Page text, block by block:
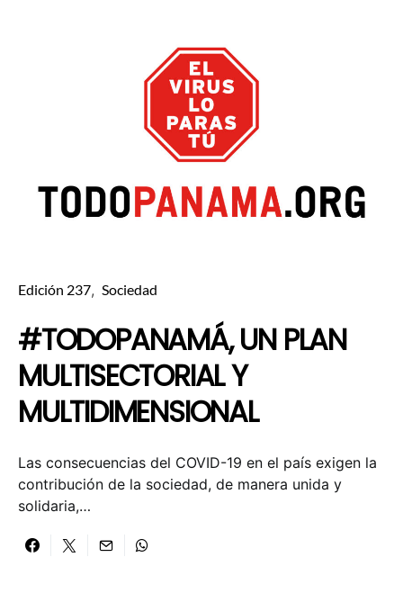
Edición 237 Sociedad
#TODOPANAMÁ, UN PLAN
MULTISECTORIAL Y
MULTIDIMENSIONAL
Las consecuencias del COVID-19 en el país exigen la
contribución de la sociedad, de manera unida y
solidaria,…